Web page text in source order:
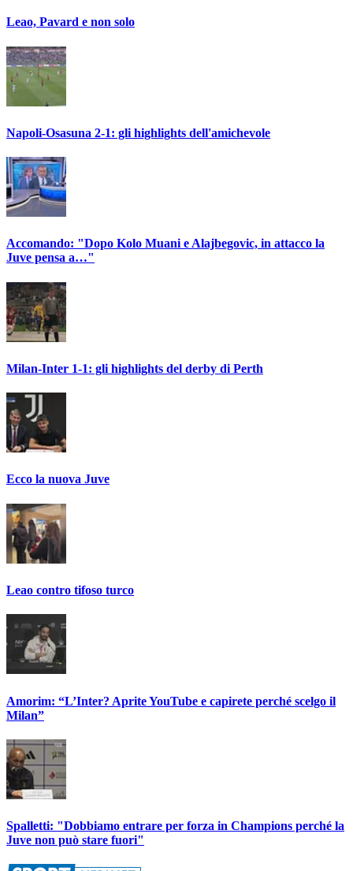
Leao, Pavard e non solo
Napoli-Osasuna 2-1: gli highlights dell'amichevole
Accomando: "Dopo Kolo Muani e Alajbegovic, in attacco la
Juve pensa a…"
Milan-Inter 1-1: gli highlights del derby di Perth
Ecco la nuova Juve
Leao contro tifoso turco
Amorim: “L’Inter? Aprite YouTube e capirete perché scelgo il
Milan”
Spalletti: "Dobbiamo entrare per forza in Champions perché la
Juve non può stare fuori"